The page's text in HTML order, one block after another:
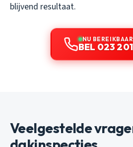
blijvend resultaat.
NU BEREIKBAAR
BEL 023
Veelgestelde